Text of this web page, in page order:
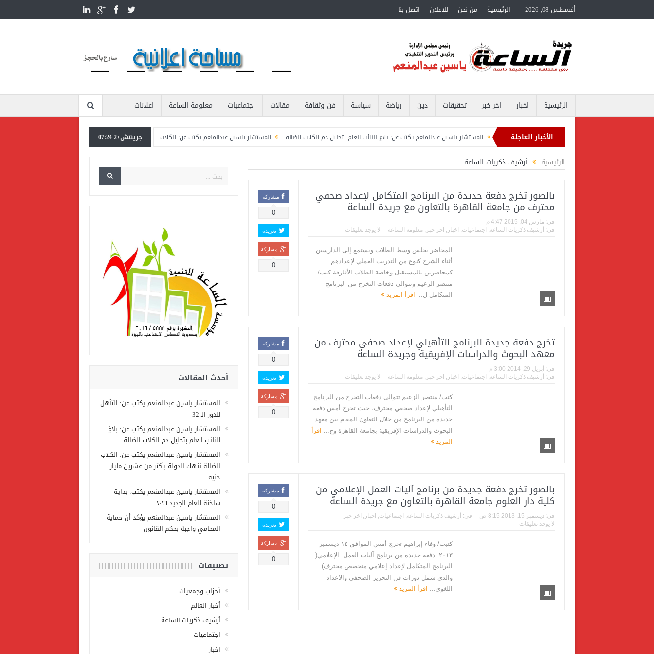
أغسطس 08, 2026 الرئيسية من نحن للاعلان اتصل بنا
الرئيسية اخبار اخر خبر تحقيقات دين رياضة سياسة فن وثقافة مقالات اجتماعيات معلومة الساعة اعلانات
الأخبار العاجلة
المستشار ياسين عبدالمنعم يكتب عن: التأهل للدور الـ 32 المستشار ياسين عبدالمنعم يكتب عن: بلاغ للنائب العام بتحليل دم الكلاب الضالة المستشار ياسين عبدالمنعم يكتب عن: الكلاب الضالة تنهك الدولة بأكثر من عشرين مليار جنيه
جرينتش+2 07:24
الرئيسية أرشيف ذكريات الساعة
بالصور تخرج دفعة جديدة من البرنامج المتكامل لإعداد صحفي
محترف من جامعة القاهرة بالتعاون مع جريدة الساعة
فى: مارس 04, 2015 4:47 م
فى: أرشيف ذكريات الساعة اجتماعيات اخبار اخر خبر معلومة الساعة لا يوجد تعليقات
المحاضر يجلس وسط الطلاب ويستمع إلى الدارسين
أثناء الشرح كنوع من التدريب العملي لإعدادهم
كمحاضرين بالمستقبل وخاصة الطلاب الأفارقة كتب/
منتصر الزعيم وتتوالى دفعات التخرج من البرنامج
المتكامل ل... اقرأ المزيد
مشاركة
0
تغريدة
مشاركة
0
تخرج دفعة جديدة للبرنامج التأهيلي لإعداد صحفي محترف من
معهد البحوث والدراسات الإفريقية وجريدة الساعة
فى: أبريل 29, 2014 3:00 م
فى: أرشيف ذكريات الساعة اجتماعيات اخبار اخر خبر معلومة الساعة لا يوجد تعليقات
كتب/ منتصر الزعيم تتوالى دفعات التخرج من البرنامج
التأهيلي لإعداد صحفي محترف، حيث تخرج أمس دفعة
جديدة من البرنامج من خلال التعاون المقام بين معهد
البحوث والدراسات الإفريقية بجامعة القاهرة وج... اقرأ
المزيد
مشاركة
0
تغريدة
مشاركة
0
بالصور تخرج دفعة جديدة من برنامج آليات العمل الإعلامي من
كلية دار العلوم جامعة القاهرة بالتعاون مع جريدة الساعة
فى: ديسمبر 15, 2013 8:15 ص فى: أرشيف ذكريات الساعة اجتماعيات اخبار
اخر خبر
لا يوجد تعليقات
كتبت/ وفاء إبراهيم تخرج أمس الموافق ١٤ ديسمبر
٢٠١٣ دفعة جديدة من برنامج آليات العمل الإعلامي(
البرنامج المتكامل لإعداد إعلامي متخصص محترف)
والذي شمل دورات فن التحرير الصحفي والاعداد
اللغوي... اقرأ المزيد
مشاركة
0
تغريدة
مشاركة
0
أحدث المقالات
المستشار ياسين عبدالمنعم يكتب عن: التأهل
للدور الـ 32
المستشار ياسين عبدالمنعم يكتب عن: بلاغ
للنائب العام بتحليل دم الكلاب الضالة
المستشار ياسين عبدالمنعم يكتب عن: الكلاب
الضالة تنهك الدولة بأكثر من عشرين مليار
جنيه
المستشار ياسين عبدالمنعم يكتب: بداية
ساخنة للعام الجديد ٢٠٢٦
المستشار ياسين عبدالمنعم يؤكد أن حماية
المحامي واجبة بحكم القانون
تصنيفات
أحزاب وجمعيات
أخبار العالم
أرشيف ذكريات الساعة
اجتماعيات
اخبار